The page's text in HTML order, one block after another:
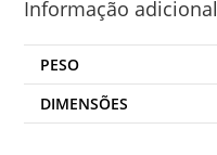
Informação adicional
PESO
DIMENSÕES